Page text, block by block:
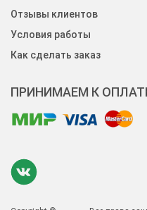
Отзывы клиентов
Условия работы
Как сделать заказ
ПРИНИМАЕМ К